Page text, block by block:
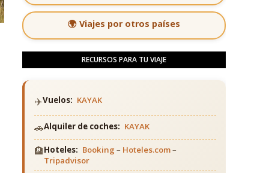
🌍 Viajes por otros países
RECURSOS PARA TU VIAJE
✈️Vuelos: KAYAK
🚗Alquiler de coches: KAYAK
🏨Hoteles: Booking – Hoteles.com–
Tripadvisor